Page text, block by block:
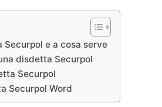
Securpol e a cosa serve
disdetta Securpol
Securpol
Securpol Word